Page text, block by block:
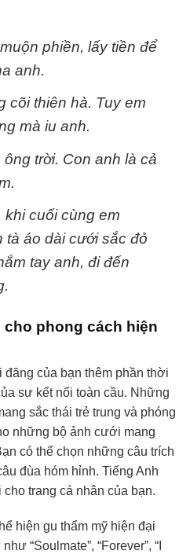
phiền, lấy tiền để
anh.
cõi thiên hà. Tuy em
mà iu anh.
trời. Con anh là cả
khi cuối cùng em
tà áo dài cưới sắc đỏ
tay anh, đi đến
cho phong cách hiện
của bạn thêm phần thời
sự kết nối toàn cầu. Những
sắc thái trẻ trung và phóng
những bộ ảnh cưới mang
có thể chọn những câu trích
đùa hóm hỉnh. Tiếng Anh
trang cá nhân của bạn.
hiện gu thẩm mỹ hiện đại
“Soulmate”, “Forever”, “I